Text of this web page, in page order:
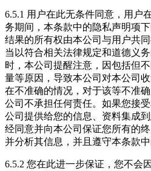
6.5.1 用户在此无条件同意，用户
务期间，本条款中的隐私声明项
结果的所有权由本公司与用户共
当以符合相关法律规定和道德义
时，本公司提醒注意，因包括但
量等原因，导致本公司对本公司
在不准确的情况，对于该等不准
公司不承担任何责任。如果您接
公司提供给您的信息、资料集成
经同意并向本公司保证您所有的
并分析其信息，并且遵守本条款
6.5.2 您在此进一步保证，您不会